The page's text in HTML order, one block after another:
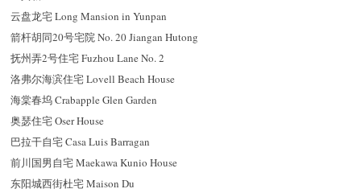
云盘龙宅 Long Mansion in Yunpan
箭杆胡同20号宅院 No. 20 Jiangan Hutong
抚州弄2号住宅 Fuzhou Lane No. 2
洛弗尔海滨住宅 Lovell Beach House
海棠春坞 Crabapple Glen Garden
奥瑟住宅 Oser House
巴拉干自宅 Casa Luis Barragan
前川国男自宅 Maekawa Kunio House
东阳城西街杜宅 Maison Du